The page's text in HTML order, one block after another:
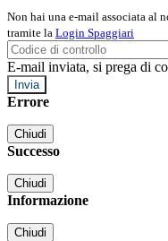
Non hai una e-mail associata al
tramite la Login Spaggiari
E-mail inviata, si prega di
Errore
Chiudi
Successo
Chiudi
Informazione
Chiudi